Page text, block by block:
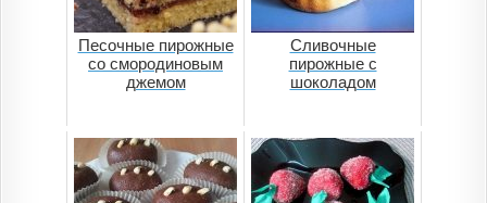
Песочные пирожные
со смородиновым
джемом
Сливочные
пирожные с
шоколадом